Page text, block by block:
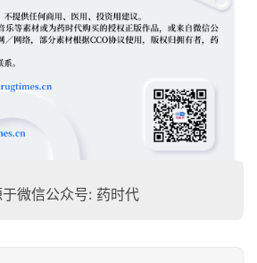
微信公众号: 药时代